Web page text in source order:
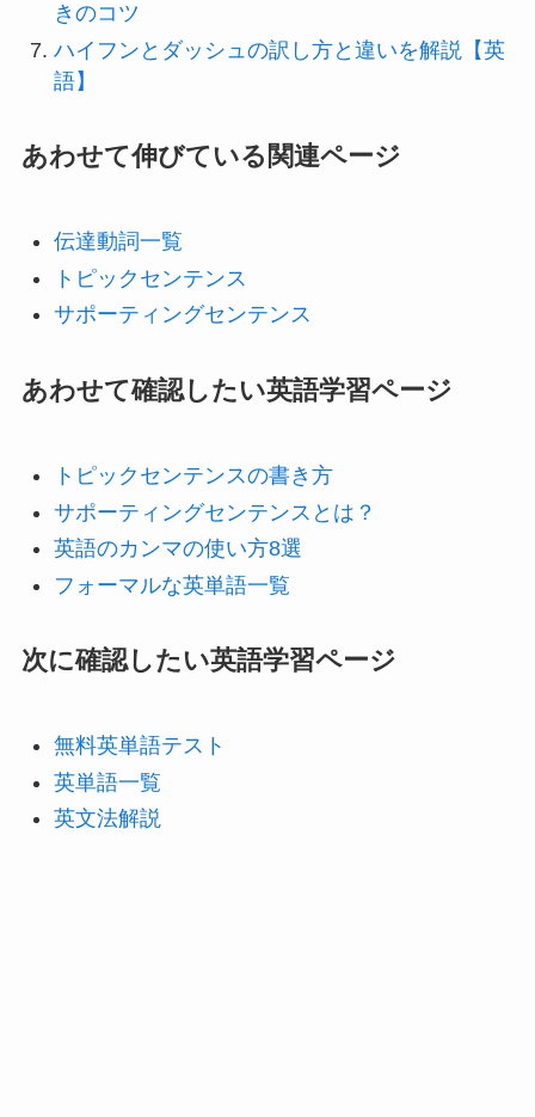
きのコツ
ハイフンとダッシュの訳し方と違いを解説【英
語】
あわせて伸びている関連ページ
伝達動詞一覧
トピックセンテンス
サポーティングセンテンス
あわせて確認したい英語学習ページ
トピックセンテンスの書き方
サポーティングセンテンスとは？
英語のカンマの使い方8選
フォーマルな英単語一覧
次に確認したい英語学習ページ
無料英単語テスト
英単語一覧
英文法解説